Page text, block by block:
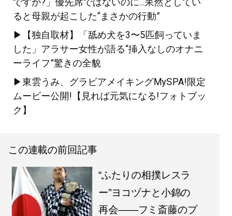
ると母親が起こした“まさかの行動”
▶【独自取材】「舐め犬を3〜5匹飼っていま
した」アラサー女性が語る“挿入なしのオナニ
ーライフ”驚きの全貌
▶東雲うみ、グラビアメイキングMySPA!限定
ムービー公開!【見れば元気になる!フォトブッ
ク】
この連載の前回記事
“ふたりの相撲レスラ
ー”ヨコヅナと小錦の
再会――フミ斎藤のプ